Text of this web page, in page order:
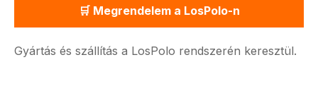
🛒 Megrendelem a LosPolo-n
Gyártás és szállítás a LosPolo rendszerén keresztül.